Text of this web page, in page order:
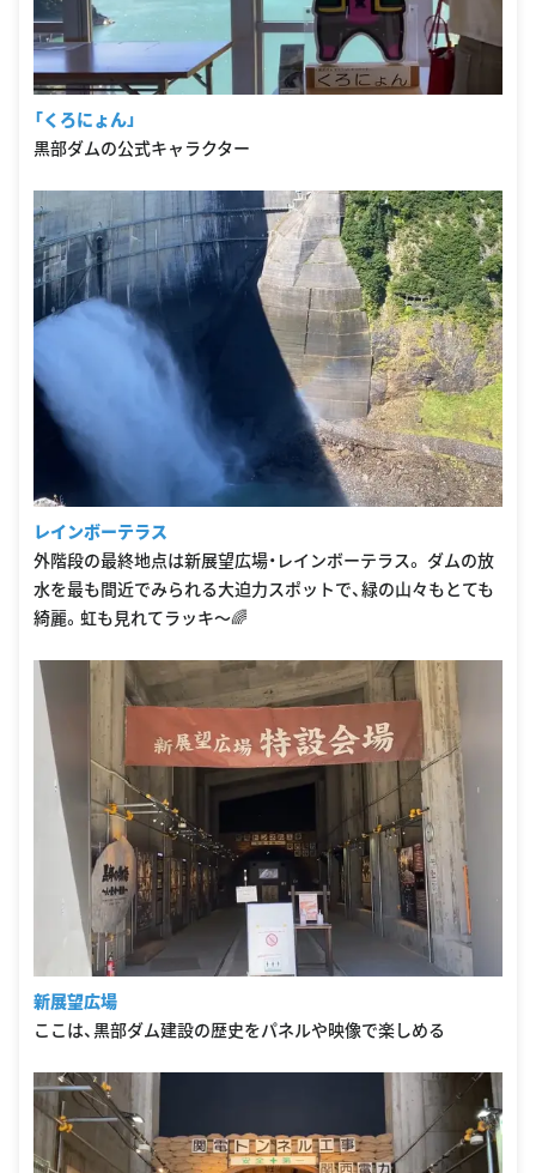
「くろにょん」
黒部ダムの公式キャラクター
レインボーテラス
外階段の最終地点は新展望広場・レインボーテラス。 ダムの放
水を最も間近でみられる大迫力スポットで、緑の山々もとても
綺麗。虹も見れてラッキ〜🌈
新展望広場
ここは、黒部ダム建設の歴史をパネルや映像で楽しめる